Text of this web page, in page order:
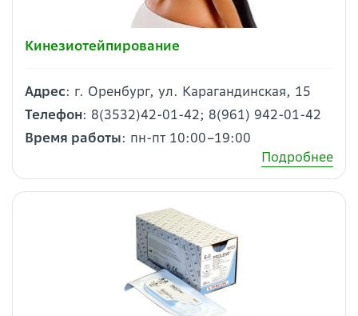
Кинезиотейпирование
Адрес: г. Оренбург, ул. Карагандинская, 15
Телефон: 8(3532)42-01-42; 8(961) 942-01-42
Время работы: пн-пт 10:00–19:00
Подробнее